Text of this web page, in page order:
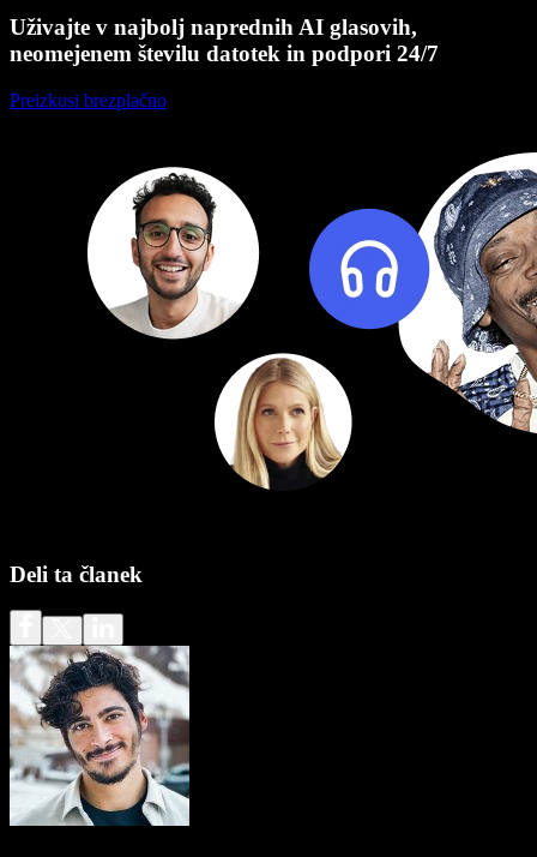
Uživajte v najbolj naprednih AI glasovih,
neomejenem številu datotek in podpori 24/7
Preizkusi brezplačno
Deli ta članek